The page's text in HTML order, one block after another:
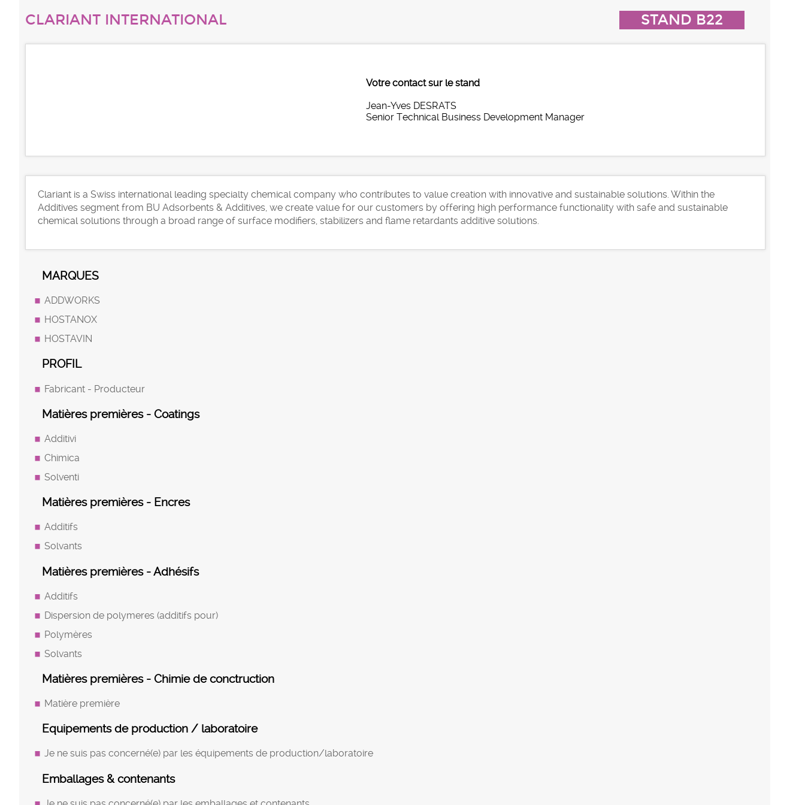
CLARIANT INTERNATIONAL STAND B22
Votre contact sur le stand
Jean-Yves DESRATS
Senior Technical Business Development Manager
Clariant is a Swiss international leading specialty chemical company who contributes to value creation with innovative and sustainable solutions. Within the
Additives segment from BU Adsorbents & Additives, we create value for our customers by offering high performance functionality with safe and sustainable
chemical solutions through a broad range of surface modifiers, stabilizers and flame retardants additive solutions.
MARQUES
ADDWORKS
HOSTANOX
HOSTAVIN
PROFIL
Fabricant - Producteur
Matières premières - Coatings
Additivi
Chimica
Solventi
Matières premières - Encres
Additifs
Solvants
Matières premières - Adhésifs
Additifs
Dispersion de polymeres (additifs pour)
Polymères
Solvants
Matières premières - Chimie de conctruction
Matière première
Equipements de production / laboratoire
Je ne suis pas concerné(e) par les équipements de production/laboratoire
Emballages & contenants